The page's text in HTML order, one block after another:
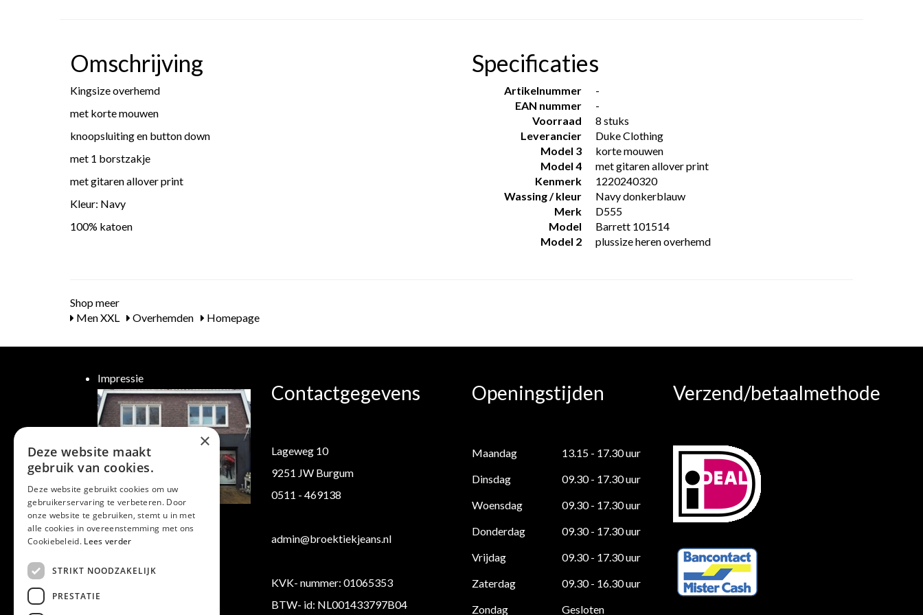
Omschrijving
Kingsize overhemd
met korte mouwen
knoopsluiting en button down
met 1 borstzakje
met gitaren allover print
Kleur: Navy
100% katoen
Specificaties
Artikelnummer
-
EAN nummer
-
Voorraad
8 stuks
Leverancier
Duke Clothing
Model 3
korte mouwen
Model 4
met gitaren allover print
Kenmerk
1220240320
Wassing / kleur
Navy donkerblauw
Merk
D555
Model
Barrett 101514
Model 2
plussize heren overhemd
Shop meer
Men XXL
Overhemden Homepage
Impressie
Klantenservice
Verzending/ Retourneren
Contactgegevens
Lageweg 10
9251 JW Burgum
0511 - 469138
admin@broektiekjeans.nl
KVK- nummer: 01065353
BTW- id: NL001433797B04
Openingstijden
Maandag
13.15 - 17.30 uur
Dinsdag
09.30 - 17.30 uur
Woensdag
09.30 - 17.30 uur
Donderdag
09.30 - 17.30 uur
Vrijdag
09.30 - 17.30 uur
Zaterdag
09.30 - 16.30 uur
Zondag
Gesloten
Verzend/betaalmethode
×
Deze website maakt
gebruik van cookies.
Deze website gebruikt cookies om uw
gebruikerservaring te verbeteren. Door
onze website te gebruiken, stemt u in met
alle cookies in overeenstemming met ons
Cookiebeleid. Lees verder
STRIKT NOODZAKELIJK
PRESTATIE